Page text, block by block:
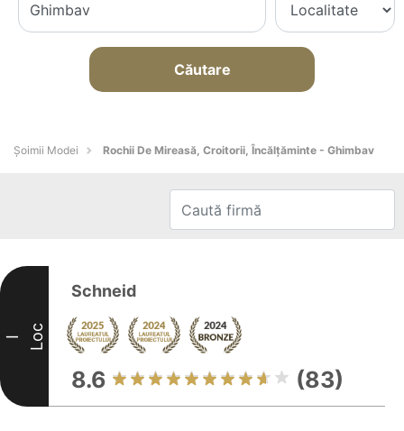
Căutare
Șoimii Modei Rochii De Mireasă, Croitorii, Încălțăminte - Ghimbav
I Loc
Schneid
8.6 (83)